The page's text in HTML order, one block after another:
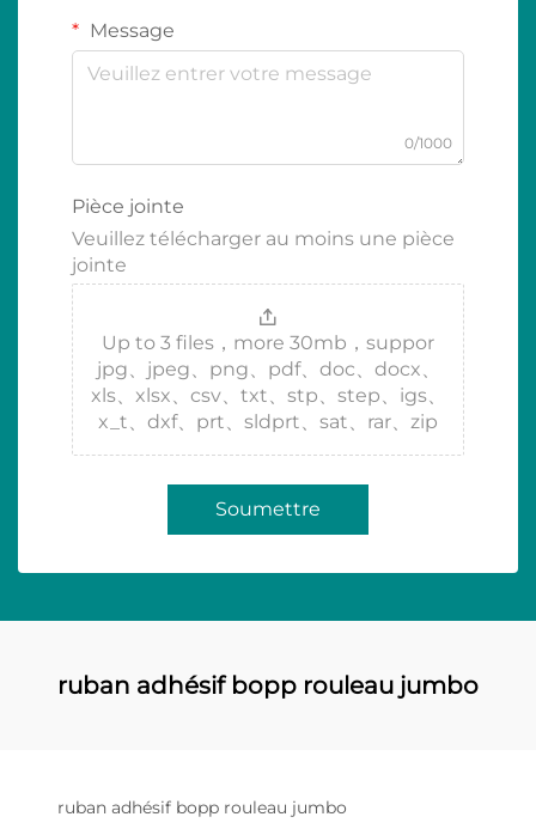
Message
0/1000
Pièce jointe
Veuillez télécharger au moins une pièce
jointe
Up to 3 files，more 30mb，suppor
jpg、jpeg、png、pdf、doc、docx、
xls、xlsx、csv、txt、stp、step、igs、
x_t、dxf、prt、sldprt、sat、rar、zip
Soumettre
ruban adhésif bopp rouleau jumbo
ruban adhésif bopp rouleau jumbo